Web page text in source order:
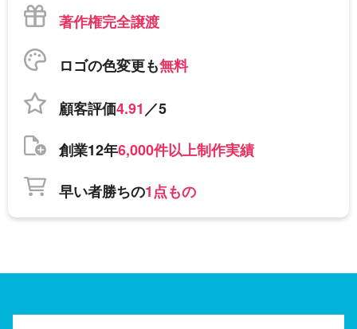
著作権完全譲渡
ロゴの色変更も無料
顧客評価4.91／5
創業12年6,000件以上制作実績
早い者勝ちの1点もの